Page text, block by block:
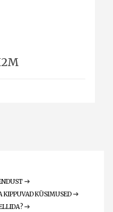
KIPPUVAD KÜSIMUSED